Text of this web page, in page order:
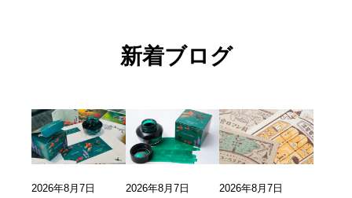
新着ブログ
2026年8月7日 2026年8月7日 2026年8月7日